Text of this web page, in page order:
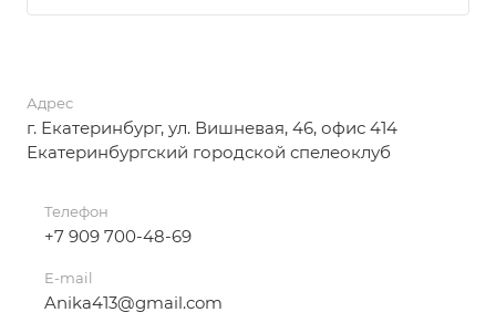
Адрес
г. Екатеринбург, ул. Вишневая, 46, офис 414
Екатеринбургский городской спелеоклуб
Телефон
+7 909 700-48-69
E-mail
Anika413@gmail.com